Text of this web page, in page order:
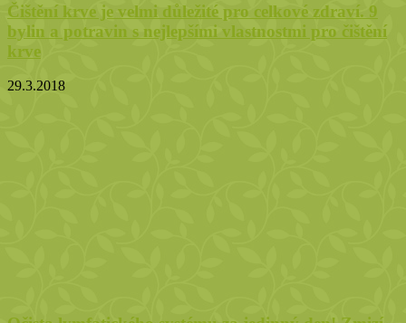
Čištění krve je velmi důležité pro celkové zdraví. 9
bylin a potravin s nejlepšími vlastnostmi pro čištění
krve
29.3.2018